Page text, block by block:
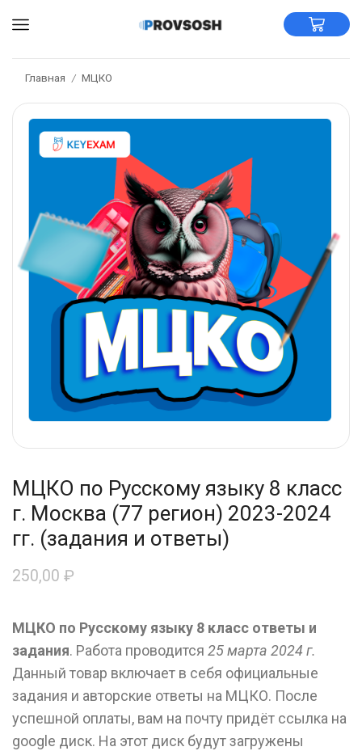
Главная / МЦКО
МЦКО по Русскому языку 8 класс
г. Москва (77 регион) 2023-2024
гг. (задания и ответы)
250,00 ₽
МЦКО по Русскому языку 8 класс ответы и
задания. Работа проводится 25 марта 2024 г.
Данный товар включает в себя официальные
задания и авторские ответы на МЦКО. После
успешной оплаты, вам на почту придёт ссылка на
google диск. На этот диск будут загружены